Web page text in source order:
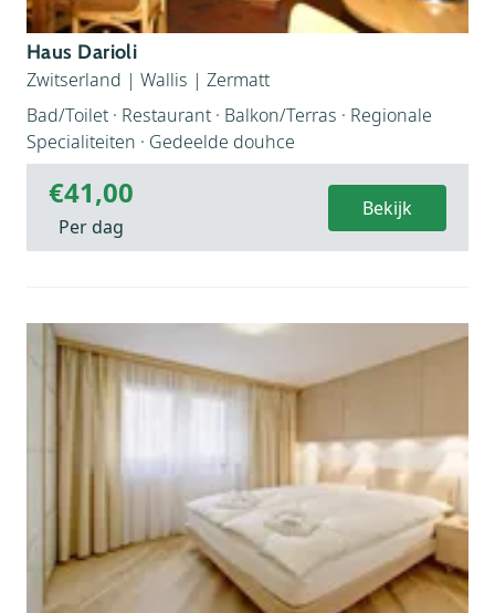
Haus Darioli
Zwitserland | Wallis | Zermatt
Bad/Toilet · Restaurant · Balkon/Terras · Regionale
Specialiteiten · Gedeelde douhce
€41,00
Per dag
Bekijk